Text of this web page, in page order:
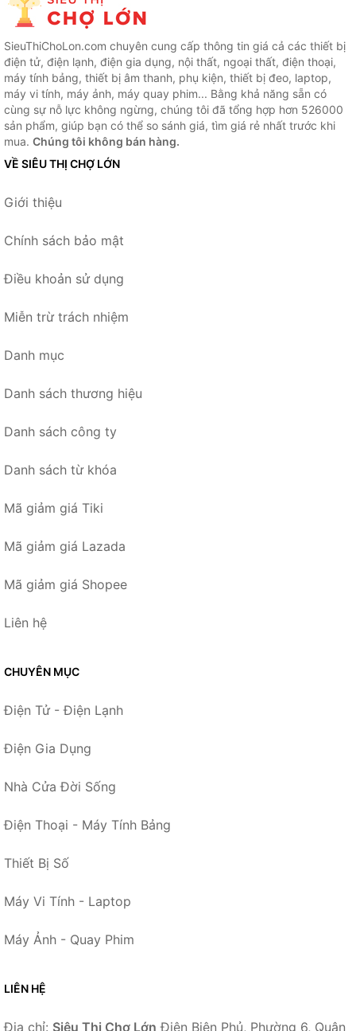
SieuThiChoLon.com chuyên cung cấp thông tin giá cả các thiết bị
điện tử, điện lạnh, điện gia dụng, nội thất, ngoại thất, điện thoại,
máy tính bảng, thiết bị âm thanh, phụ kiện, thiết bị đeo, laptop,
máy vi tính, máy ảnh, máy quay phim... Bằng khả năng sẵn có
cùng sự nỗ lực không ngừng, chúng tôi đã tổng hợp hơn 526000
sản phẩm, giúp bạn có thể so sánh giá, tìm giá rẻ nhất trước khi
mua. Chúng tôi không bán hàng.
VỀ SIÊU THỊ CHỢ LỚN
Giới thiệu
Chính sách bảo mật
Điều khoản sử dụng
Miễn trừ trách nhiệm
Danh mục
Danh sách thương hiệu
Danh sách công ty
Danh sách từ khóa
Mã giảm giá Tiki
Mã giảm giá Lazada
Mã giảm giá Shopee
Liên hệ
CHUYÊN MỤC
Điện Tử - Điện Lạnh
Điện Gia Dụng
Nhà Cửa Đời Sống
Điện Thoại - Máy Tính Bảng
Thiết Bị Số
Máy Vi Tính - Laptop
Máy Ảnh - Quay Phim
LIÊN HỆ
Địa chỉ: Siêu Thị Chợ Lớn Điện Biên Phủ, Phường 6, Quận